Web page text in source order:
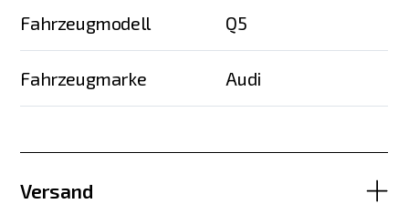
Fahrzeugmodell Q5
Fahrzeugmarke Audi
Versand